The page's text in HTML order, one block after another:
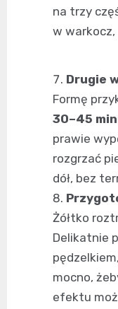
na trzy
w warkocz,
Drugie
Formę
30–45
prawie
rozgrzać
dół, bez
Żółtko
Delikatnie
mocno,
efektu